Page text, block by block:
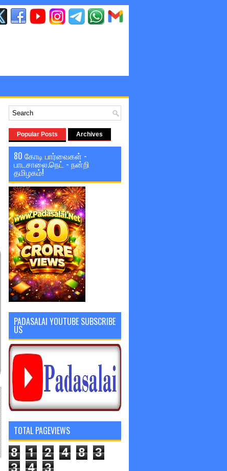
Popular Posts Archives
80 கோடி பார்வைகள் -
பாடசாலை.நெட் - நன்றி
தமிழகம்!
PADASALAI YOUTUBE SUBSCRIBE
US
TOTAL PAGEVIEWS
8 1 2 4 8
3
3
4 3